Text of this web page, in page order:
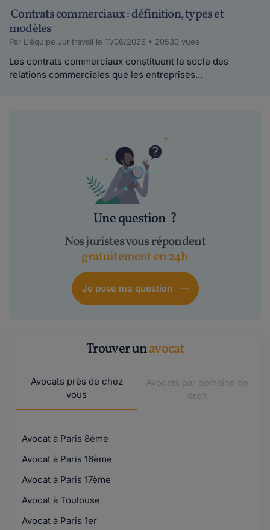
Contrats commerciaux : définition, types et
modèles
Par L'équipe Juritravail le 11/06/2026 • 20530 vues
Les contrats commerciaux constituent le socle des
relations commerciales que les entreprises...
Une question ?
Nos juristes vous répondent
gratuitement en 24h
Je pose ma question
Trouver unavocat
Avocats près de chez
vous
Avocats par domaine de
droit
Avocat à Paris 8ème
Avocat à Paris 16ème
Avocat à Paris 17ème
Avocat à Toulouse
Avocat à Paris 1er